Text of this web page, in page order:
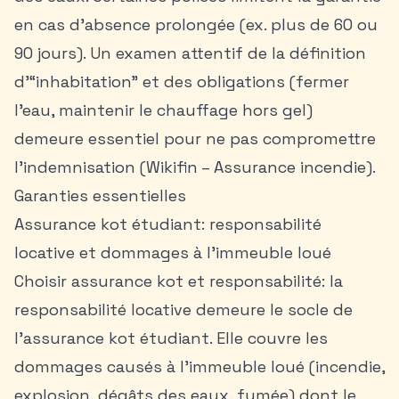
en cas d’absence prolongée (ex. plus de 60 ou
90 jours). Un examen attentif de la définition
d’“inhabitation” et des obligations (fermer
l’eau, maintenir le chauffage hors gel)
demeure essentiel pour ne pas compromettre
l’indemnisation (Wikifin – Assurance incendie).
Garanties essentielles
Assurance kot étudiant: responsabilité
locative et dommages à l’immeuble loué
Choisir assurance kot et responsabilité: la
responsabilité locative demeure le socle de
l’assurance kot étudiant. Elle couvre les
dommages causés à l’immeuble loué (incendie,